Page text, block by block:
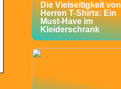
Die Vielseitigkeit von
Herren T-Shirts: Ein
Must-Have im
Kleiderschrank